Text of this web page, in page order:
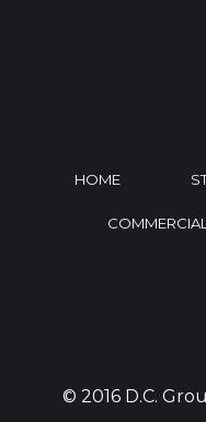
HOME
© 2016 D.C.